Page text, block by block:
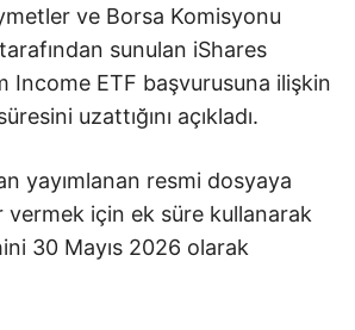
ve Borsa Komisyonu
sunulan iShares
Income ETF başvurusuna ilişkin
uzattığını açıkladı.
yayımlanan resmi dosyaya
vermek için ek süre kullanarak
30 Mayıs 2026 olarak